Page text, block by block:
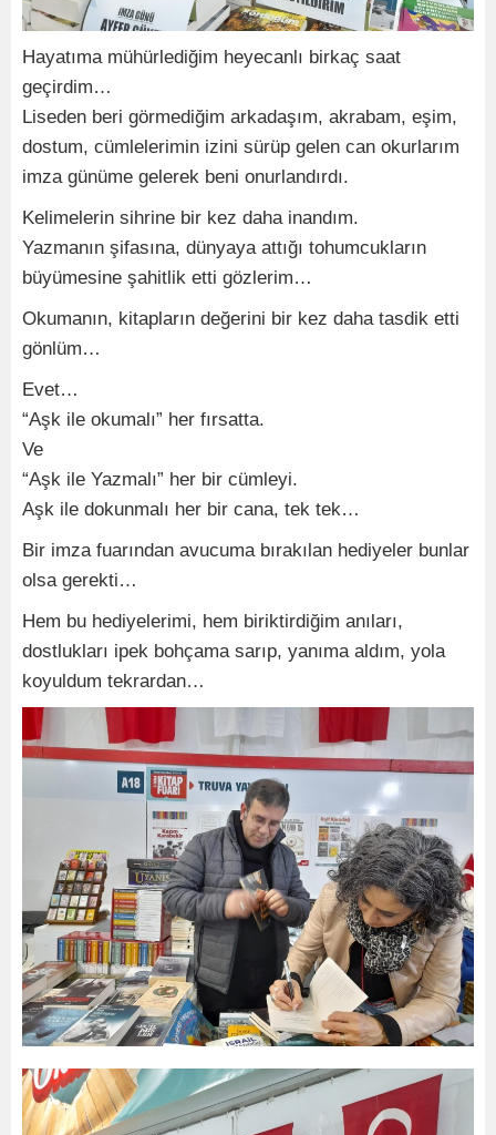
Hayatıma mühürlediğim heyecanlı birkaç saat
geçirdim…
Liseden beri görmediğim arkadaşım, akrabam, eşim,
dostum, cümlelerimin izini sürüp gelen can okurlarım
imza günüme gelerek beni onurlandırdı.
Kelimelerin sihrine bir kez daha inandım.
Yazmanın şifasına, dünyaya attığı tohumcukların
büyümesine şahitlik etti gözlerim…
Okumanın, kitapların değerini bir kez daha tasdik etti
gönlüm…
Evet…
“Aşk ile okumalı” her fırsatta.
Ve
“Aşk ile Yazmalı” her bir cümleyi.
Aşk ile dokunmalı her bir cana, tek tek…
Bir imza fuarından avucuma bırakılan hediyeler bunlar
olsa gerekti…
Hem bu hediyelerimi, hem biriktirdiğim anıları,
dostlukları ipek bohçama sarıp, yanıma aldım, yola
koyuldum tekrardan…